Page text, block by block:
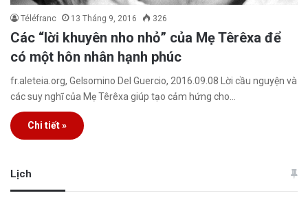
Téléfranc 13 Tháng 9, 2016 326
Các “lời khuyên nho nhỏ” của Mẹ Têrêxa để
có một hôn nhân hạnh phúc
fr.aleteia.org, Gelsomino Del Guercio, 2016.09.08 Lời cầu nguyện và
các suy nghĩ của Mẹ Têrêxa giúp tạo cảm hứng cho…
Chi tiết »
Lịch